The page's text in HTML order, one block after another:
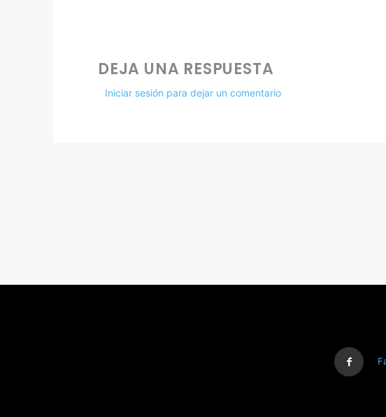
DEJA UNA RESPUESTA
Iniciar sesión para dejar un comentario